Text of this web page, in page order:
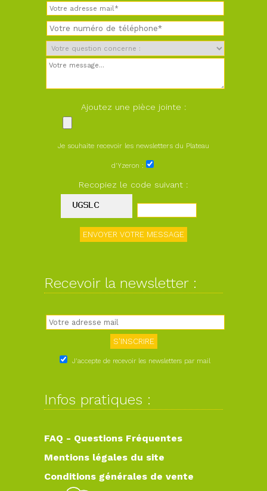
Ajoutez une pièce jointe :
Je souhaite recevoir les newsletters du Plateau
d'Yzeron :
Recopiez le code suivant :
Recevoir la newsletter :
J'accepte de recevoir les newsletters par mail
Infos pratiques :
FAQ - Questions Fréquentes
Mentions légales du site
Conditions générales de vente